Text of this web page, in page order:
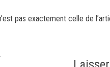
pas exactement celle de